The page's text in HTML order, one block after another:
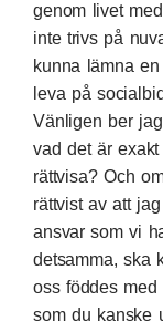
genom livet
inte trivs på
kunna lämna
leva på
Vänligen ber
vad det är
rättvisa? Och
rättvist av att
ansvar som vi
detsamma, ska
oss föddes
som du kanske